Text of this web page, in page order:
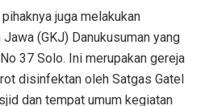
juga melakukan
(GKJ) Danukusuman yang
37 Solo. Ini merupakan gereja
disinfektan oleh Satgas Gatel
dan tempat umum kegiatan